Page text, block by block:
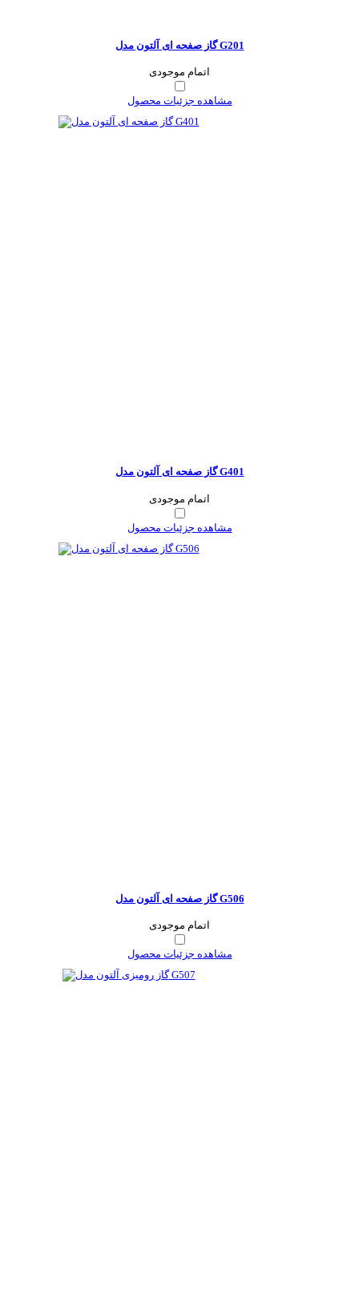
گاز صفحه ای آلتون مدل G201
اتمام موجودی
مشاهده جزئیات محصول
گاز صفحه ای آلتون مدل G401
اتمام موجودی
مشاهده جزئیات محصول
گاز صفحه ای آلتون مدل G506
اتمام موجودی
مشاهده جزئیات محصول